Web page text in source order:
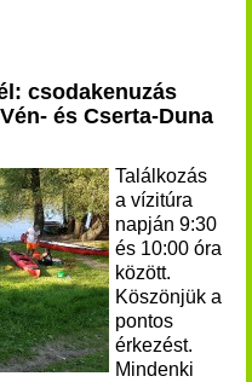
csodakenuzás
és Cserta-Duna
Találkozás
a vízitúra
napján 9:30
és 10:00 óra
között.
Köszönjük a
pontos
érkezést.
Mindenki